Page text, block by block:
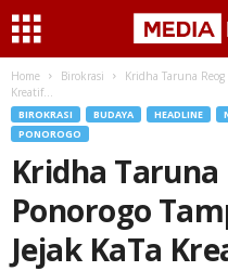
Home Birokrasi
Kridha Taruna Reog
Kreatif...
BIROKRASI BUDAYA HEADLINE
PONOROGO
Kridha Taruna
Ponorogo
Jejak KaTa